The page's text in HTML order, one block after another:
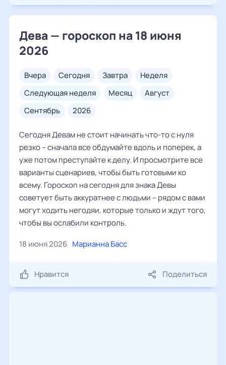
Дева — гороскоп на 18 июня
2026
вчера сегодня завтра
неделя
следующая неделя
месяц
август
сентябрь
2026
Сегодня Девам не стоит начинать что-то с нуля
резко – сначала все обдумайте вдоль и поперек, а
уже потом преступайте к делу. И просмотрите все
варианты сценариев, чтобы быть готовыми ко
всему. Гороскоп на сегодня для знака Девы
советует быть аккуратнее с людьми – рядом с вами
могут ходить негодяи, которые только и ждут того,
чтобы вы ослабили контроль.
18 июня 2026 Марианна Басс
Нравится Поделиться